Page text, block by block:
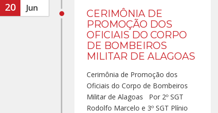
20 Jun
CERIMÔNIA DE
PROMOÇÃO DOS
OFICIAIS DO CORPO
DE BOMBEIROS
MILITAR DE ALAGOAS
Cerimônia de Promoção dos
Oficiais do Corpo de Bombeiros
Militar de Alagoas Por 2º SGT
Rodolfo Marcelo e 3º SGT Plínio